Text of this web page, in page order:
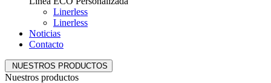
Linerless
Linerless
Noticias
Contacto
NUESTROS PRODUCTOS
Nuestros productos